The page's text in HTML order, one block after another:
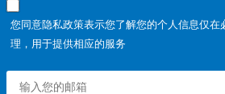
您同意隐私政策表示您了解您的个人信息仅在
理，用于提供相应的服务